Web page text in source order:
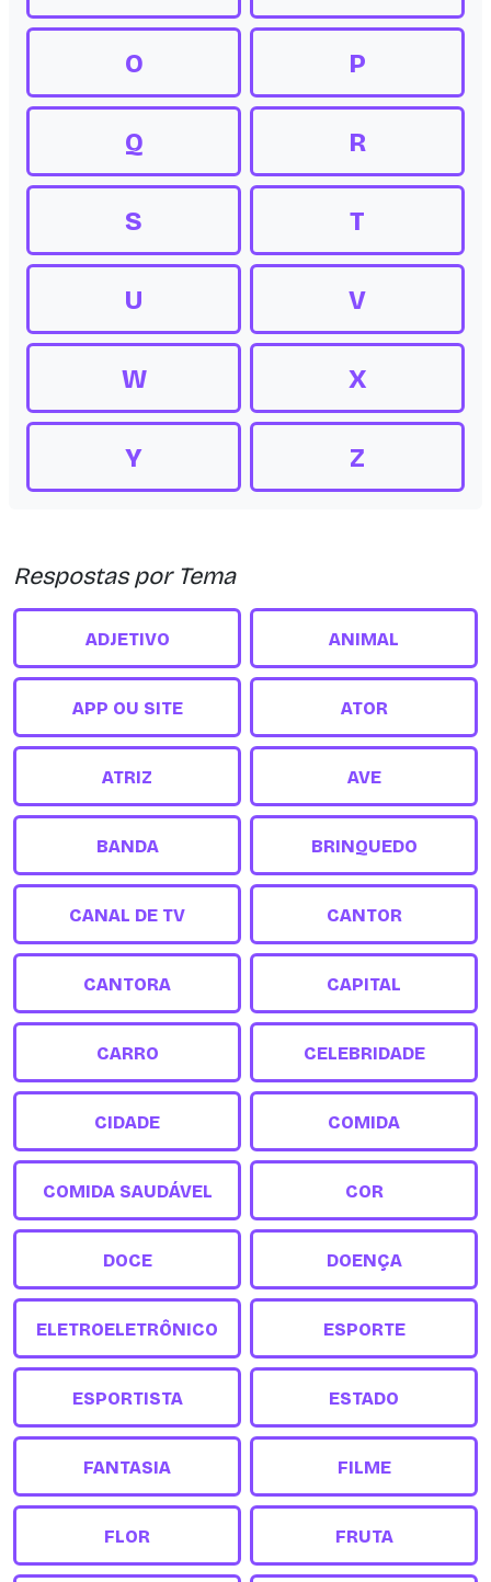
O P
Q R
S T
U V
W X
Y Z
Respostas por Tema
ADJETIVO ANIMAL
APP OU SITE ATOR
ATRIZ AVE
BANDA BRINQUEDO
CANAL DE TV CANTOR
CANTORA CAPITAL
CARRO CELEBRIDADE
CIDADE COMIDA
COMIDA SAUDÁVEL COR
DOCE DOENÇA
ELETROELETRÔNICO ESPORTE
ESPORTISTA ESTADO
FANTASIA FILME
FLOR FRUTA